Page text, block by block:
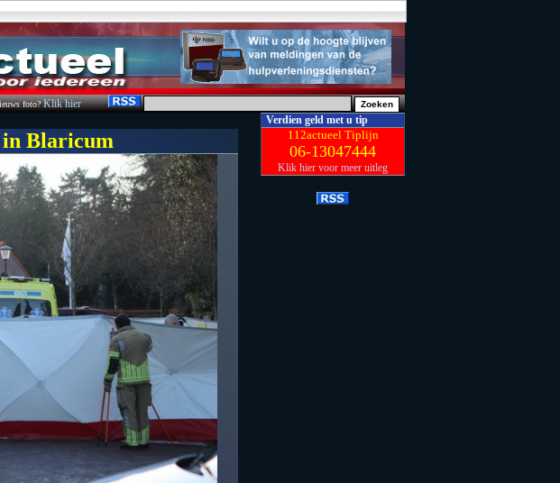
foto?Klik hier
in Blaricum
Verdien geld met u tip
112actueel Tiplijn
06-13047444
Klik hier voor meer uitleg